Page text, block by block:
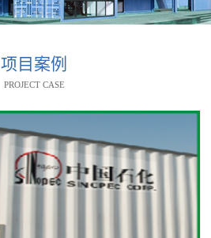
项目案例
PROJECT CASE